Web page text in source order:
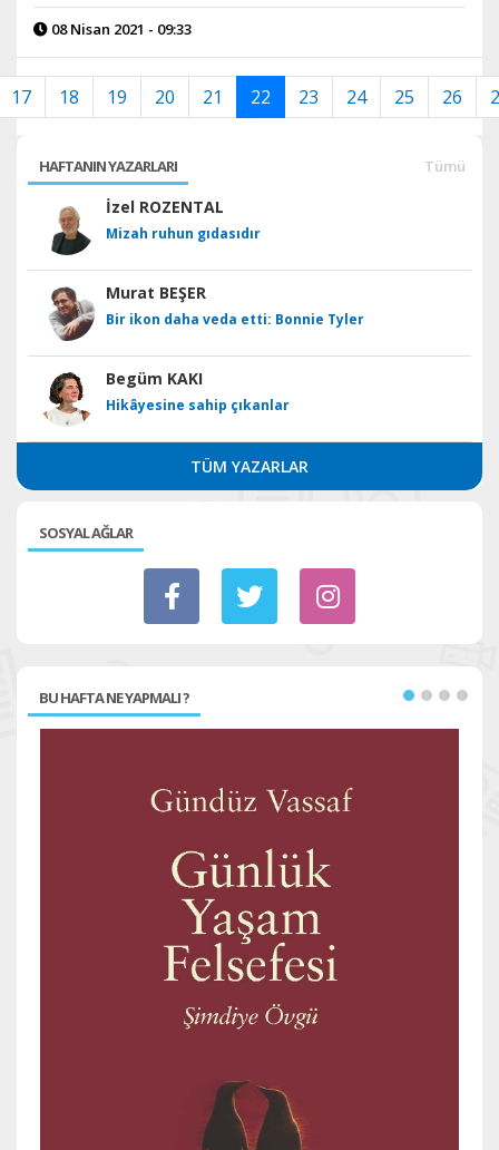
08 Nisan 2021 - 09:33
17 18 19 20 21 22 23 24 25 26
HAFTANIN YAZARLARI Tümü
İzel ROZENTAL
Mizah ruhun gıdasıdır
Murat BEŞER
Bir ikon daha veda etti: Bonnie Tyler
Begüm KAKI
Hikâyesine sahip çıkanlar
TÜM YAZARLAR
SOSYAL AĞLAR
BU HAFTA NE YAPMALI ?